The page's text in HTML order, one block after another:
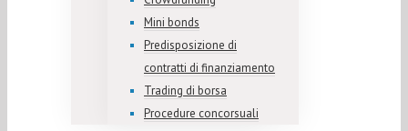
Mini bonds
Predisposizione di
contratti di finanziamento
Trading di borsa
Procedure concorsuali